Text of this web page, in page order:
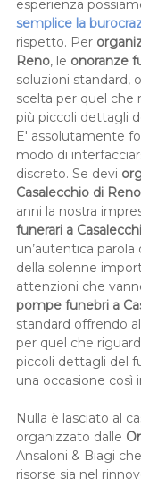
esperienza
semplice la
rispetto. Per
Reno, le onoranze
soluzioni standard,
scelta per quel che
più piccoli dettagli
E' assolutamente
modo di
discreto. Se devi
Casalecchio di Reno
anni la nostra
funerari a
un’autentica
della solenne
attenzioni che
pompe funebri a
standard offrendo
per quel che
piccoli dettagli del
una occasione così
Nulla è lasciato al
organizzato dalle
Ansaloni & Biagi
risorse sia nel